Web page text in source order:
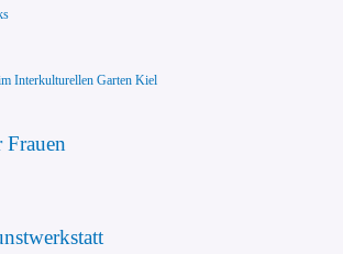
Interkulturellen Garten Kiel